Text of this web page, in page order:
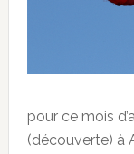
pour ce mois
(découverte) à